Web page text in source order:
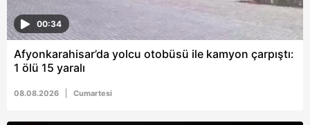
00:34
Afyonkarahisar’da yolcu otobüsü ile kamyon çarpıştı:
1 ölü 15 yaralı
08.08.2026 Cumartesi